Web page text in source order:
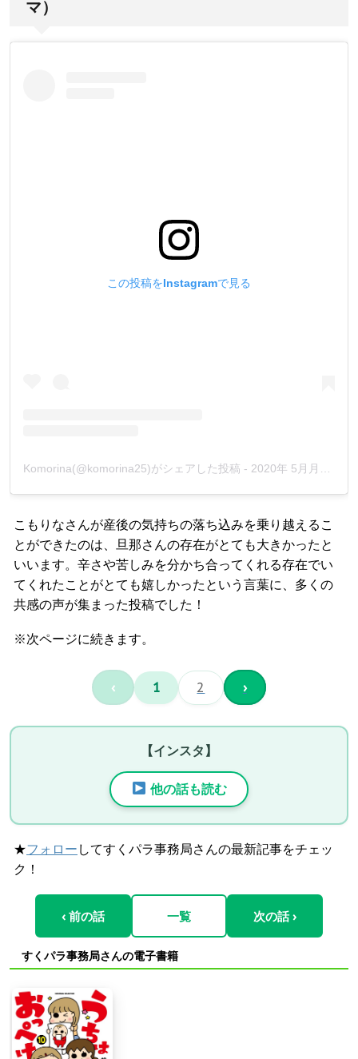
マ）
この投稿をInstagramで見る
Komorina(@komorina25)がシェアした投稿 - 2020年 5月月6日午前12時51分PDT
こもりなさんが産後の気持ちの落ち込みを乗り越えるこ
とができたのは、旦那さんの存在がとても大きかったと
いいます。辛さや苦しみを分かち合ってくれる存在でい
てくれたことがとても嬉しかったという言葉に、多くの
共感の声が集まった投稿でした！
※次ページに続きます。
‹ 1 2 ›
【インスタ】
他の話も読む
★フォロー してすくパラ事務局さんの最新記事をチェッ
ク！
‹ 前の話 一覧 次の話 ›
すくパラ事務局さんの電子書籍